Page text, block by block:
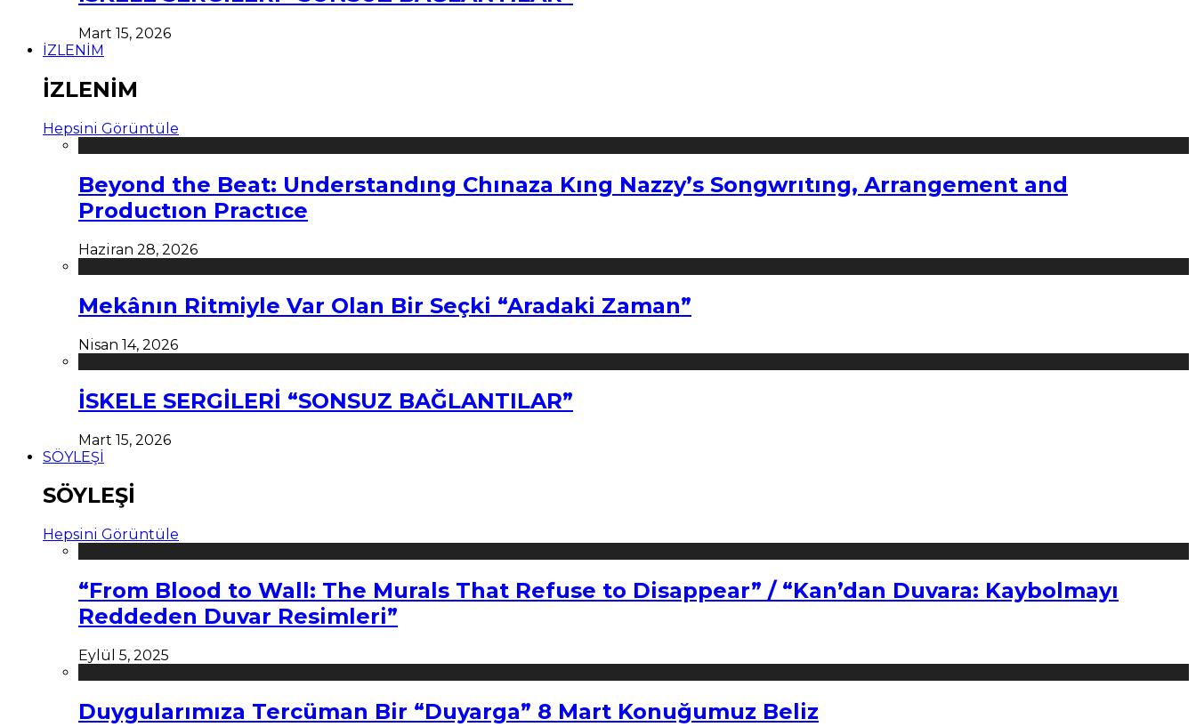
Mart 15, 2026
İZLENİM
İZLENİM
Hepsini Görüntüle
Beyond the Beat: Understandıng Chınaza Kıng Nazzy’s Songwrıtıng, Arrangement and
Productıon Practıce
Haziran 28, 2026
Mekânın Ritmiyle Var Olan Bir Seçki “Aradaki Zaman”
Nisan 14, 2026
İSKELE SERGİLERİ “SONSUZ BAĞLANTILAR”
Mart 15, 2026
SÖYLEŞİ
SÖYLEŞİ
Hepsini Görüntüle
“From Blood to Wall: The Murals That Refuse to Disappear” / “Kan’dan Duvara: Kaybolmayı
Reddeden Duvar Resimleri”
Eylül 5, 2025
Duygularımıza Tercüman Bir “Duyarga” 8 Mart Konuğumuz Beliz